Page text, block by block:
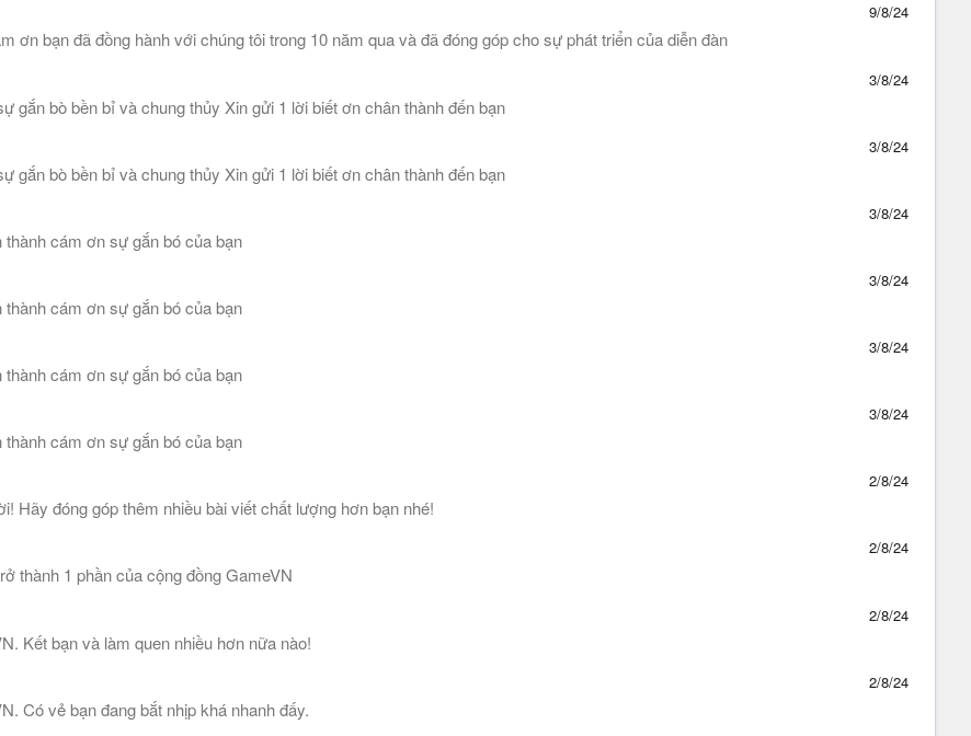
9/8/24
ơn bạn đã đồng hành với chúng tôi trong 10 năm qua và đã đóng góp cho sự phát triển của diễn đàn
3/8/24
gắn bò bền bỉ và chung thủy Xin gửi 1 lời biết ơn chân thành đến bạn
3/8/24
gắn bò bền bỉ và chung thủy Xin gửi 1 lời biết ơn chân thành đến bạn
3/8/24
cám ơn sự gắn bó của bạn
3/8/24
cám ơn sự gắn bó của bạn
3/8/24
cám ơn sự gắn bó của bạn
3/8/24
cám ơn sự gắn bó của bạn
2/8/24
Hãy đóng góp thêm nhiều bài viết chất lượng hơn bạn nhé!
2/8/24
thành 1 phần của cộng đồng GameVN
2/8/24
Kết bạn và làm quen nhiều hơn nữa nào!
2/8/24
Có vẻ bạn đang bắt nhịp khá nhanh đấy.